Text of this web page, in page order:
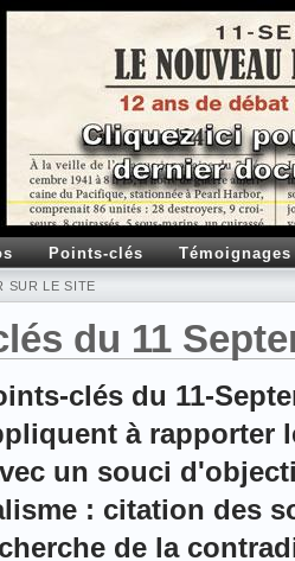
Points-clés Témoignages
SUR LE SITE
du 11
clés du 11-
à rapporter
un souci
: citation des
de la